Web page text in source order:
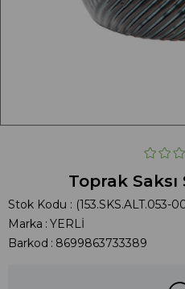
Toprak Saksı
Stok Kodu
(153.SKS.ALT.053-
Marka : YERLİ
Barkod : 8699863733389